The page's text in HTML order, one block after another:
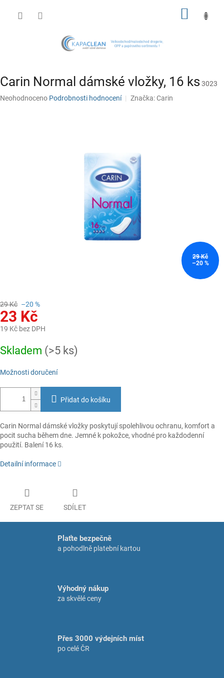
Carin Normal dámské vložky, 16 ks 3023
Průměrné
Neohodnoceno Podrobnosti hodnocení Značka:Carin
29 Kč
–20 %
29 Kč –20 %
23 Kč
19 Kč bez DPH
cena:
Skladem (>5 ks)
Možnosti doručení
Přidat do košíku
Carin Normal dámské vložky poskytují spolehlivou ochranu, komfort a
pocit sucha během dne. Jemné k pokožce, vhodné pro každodenní
použití. Balení 16 ks.
Detailní informace
ZEPTAT SE SDÍLET
Plaťte bezpečně
a pohodlně platební kartou
Výhodný nákup
za skvělé ceny
Přes 3000 výdejních míst
po celé ČR